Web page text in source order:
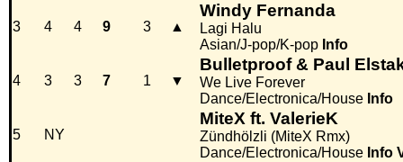
3 4 4 9 3 ▲
Windy Fernanda
Lagi Halu
Asian/J-pop/K-pop Info
4 3 3 7 1 ▼
Bulletproof & Paul
We Live Forever
Dance/Electronica/House Info
5 NY
MiteX ft. ValerieK
Zündhölzli (MiteX Rmx)
Dance/Electronica/House Info